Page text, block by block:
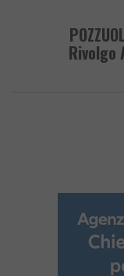
Rivolgo